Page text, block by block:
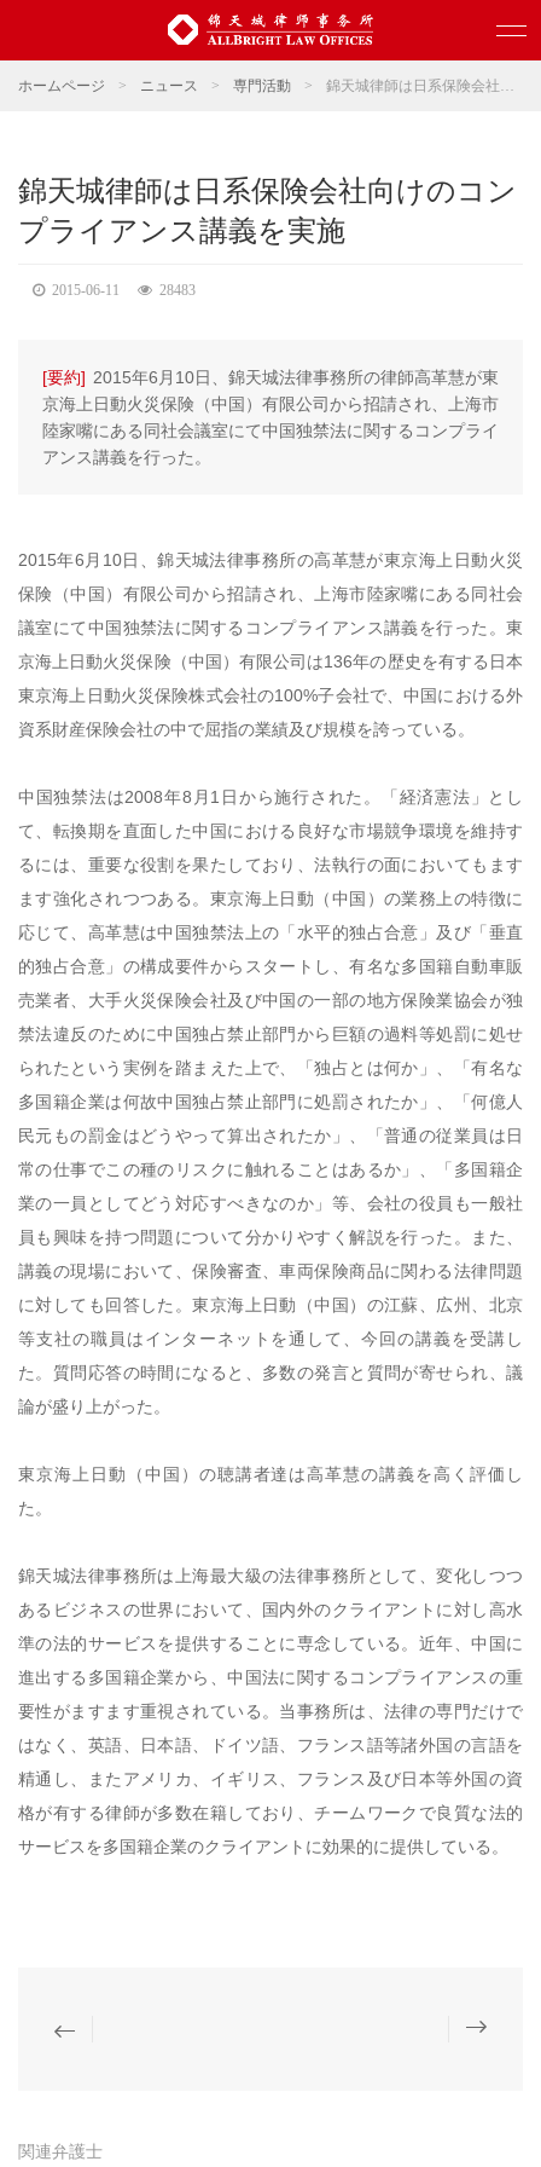
ホームページ > ニュース > 専門活動 > 錦天城律師は日系保険会社向けのコンプライアンス講義を実施
錦天城律師は日系保険会社向けのコン
プライアンス講義を実施
2015-06-11 28483
[要約] 2015年6月10日、錦天城法律事務所の律師高革慧が東
京海上日動火災保険（中国）有限公司から招請され、上海市
陸家嘴にある同社会議室にて中国独禁法に関するコンプライ
アンス講義を行った。
2015年6 月 10日、錦天城法律事務所の高革慧が東京海上日動火災
保険（中国）有限公司から招請され、上海市陸家嘴にある同社会
議室にて中国独禁法に関するコンプライアンス講義を行った。東
京海上日動火災保険（中国）有限公司は136年の歴史を有する日本
東京海上日動火災保険株式会社の100%子会社で、中国における外
資系財産保険会社の中で屈指の業績及び規模を誇っている。
中国独禁法は2008年8 月 1 日から施行された。「経済憲法」とし
て、転換期を直面した中国における良好な市場競争環境を維持す
るには、重要な役割を果たしており、法執行の面においてもます
ます強化されつつある。東京海上日動（中国）の業務上の特徴に
応じて、高革慧は中国独禁法上の「水平的独占合意」及び「垂直
的独占合意」の構成要件からスタートし、有名な多国籍自動車販
売業者、大手火災保険会社及び中国の一部の地方保険業協会が独
禁法違反のために中国独占禁止部門から巨額の過料等処罰に処せ
られたという実例を踏まえた上で、「独占とは何か」、「有名な
多国籍企業は何故中国独占禁止部門に処罰されたか」、「何億人
民元もの罰金はどうやって算出されたか」、「普通の従業員は日
常の仕事でこの種のリスクに触れることはあるか」、「多国籍企
業の一員としてどう対応すべきなのか」等、会社の役員も一般社
員も興味を持つ問題について分かりやすく解説を行った。また、
講義の現場において、保険審査、車両保険商品に関わる法律問題
に対しても回答した。東京海上日動（中国）の江蘇、広州、北京
等支社の職員はインターネットを通して、今回の講義を受講し
た。質問応答の時間になると、多数の発言と質問が寄せられ、議
論が盛り上がった。
東京海上日動（中国）の聴講者達は高革慧の講義を高く評価し
た。
錦天城法律事務所は上海最大級の法律事務所として、変化しつつ
あるビジネスの世界において、国内外のクライアントに対し高水
準の法的サービスを提供することに専念している。近年、中国に
進出する多国籍企業から、中国法に関するコンプライアンスの重
要性がますます重視されている。当事務所は、法律の専門だけで
はなく、英語、日本語、ドイツ語、フランス語等諸外国の言語を
精通し、またアメリカ、イギリス、フランス及び日本等外国の資
格が有する律師が多数在籍しており、チームワークで良質な法的
サービスを多国籍企業のクライアントに効果的に提供している。
関連弁護士